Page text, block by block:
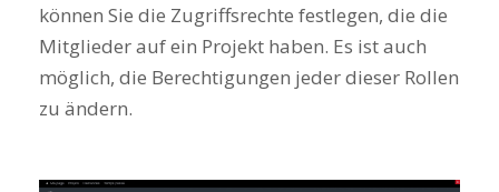
können Sie die Zugriffsrechte festlegen, die die
Mitglieder auf ein Projekt haben. Es ist auch
möglich, die Berechtigungen jeder dieser Rollen
zu ändern.